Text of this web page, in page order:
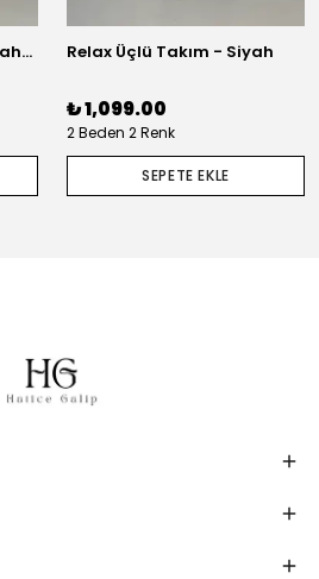
Relax Üçlü Takım - Acı Kahve Relax Üçlü Takım - Siyah
₺ 1,099.00
2 Beden 2 Renk
SEPETE EKLE